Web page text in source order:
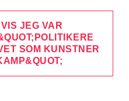
JEG VAR
SOM KUNSTNER